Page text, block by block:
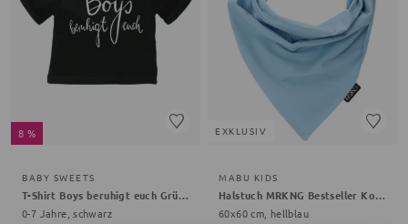
8 %
BABY SWEETS
T-Shirt Boys beruhigt euch Grüße, Gemüse
0-7 Jahre, schwarz
EXKLUSIV
MABU KIDS
Halstuch MRKNG Bestseller Kollektion
60x60 cm, hellblau